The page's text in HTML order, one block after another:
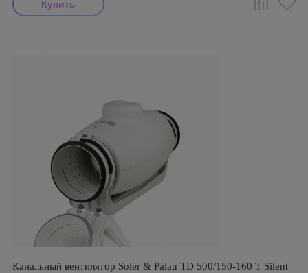
Канальный вентилятор Soler & Palau TD 500/150-160 T Silent